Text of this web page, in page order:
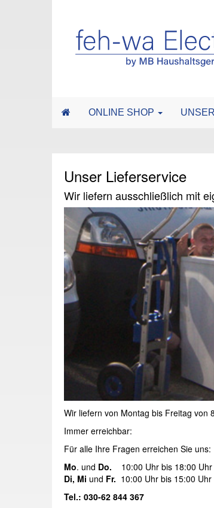
ONLINE SHOP
Unser Lieferservice
Wir liefern ausschließlich mit
Wir liefern von Montag bis Freitag von
Immer erreichbar:
Für alle Ihre Fragen erreichen Sie uns:
Mo. und Do. 10:00 Uhr bis 18:00 Uhr
Di, Mi und Fr. 10:00 Uhr bis 15:00 Uhr
Tel.: 030-62 844 367